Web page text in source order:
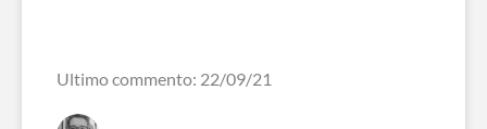
Ultimo commento: 22/09/21